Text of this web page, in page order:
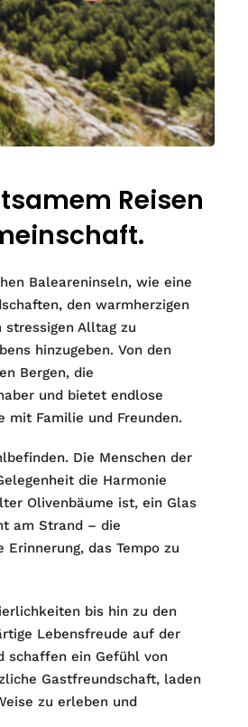
Reisen
Baleareninseln, wie eine
den warmherzigen
Alltag zu
hinzugeben. Von den
Bergen, die
und bietet endlose
mit Familie und Freunden.
Die Menschen der
die Harmonie
Olivenbäume ist, ein Glas
am Strand – die
das Tempo zu
bis hin zu den
Lebensfreude auf der
schaffen ein Gefühl von
Gastfreundschaft, laden
zu erleben und